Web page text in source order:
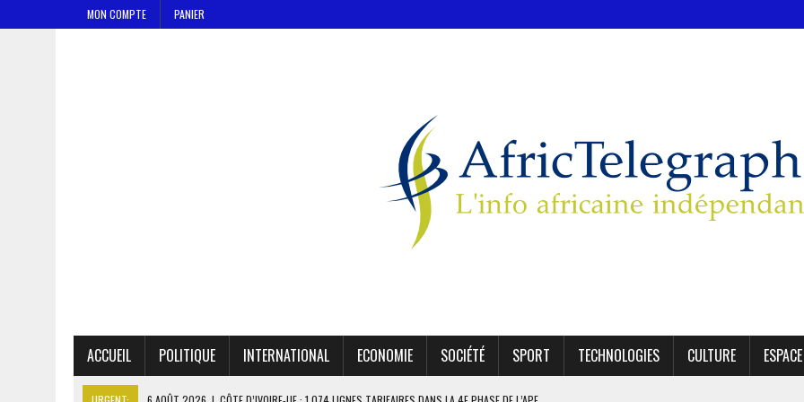
MON COMPTE PANIER
ACCUEIL POLITIQUE INTERNATIONAL ECONOMIE SOCIÉTÉ SPORT TECHNOLOGIES CULTURE